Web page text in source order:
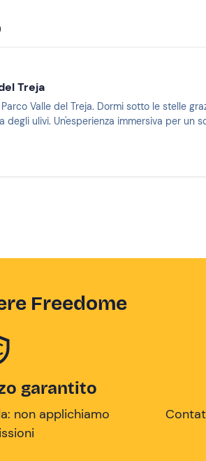
Treja
Valle del Treja. Dormi sotto le stelle
ulivi. Un'esperienza immersiva per un
Freedome
garantito
non applichiamo